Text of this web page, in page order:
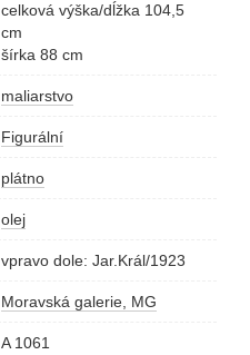
celková výška/dĺžka 104,5
cm
šírka 88 cm
maliarstvo
Figurální
plátno
olej
vpravo dole: Jar.Král/1923
Moravská galerie, MG
A 1061